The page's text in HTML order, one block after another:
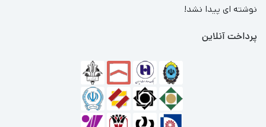
نوشته ای پیدا نشد!
پرداخت آنلاین